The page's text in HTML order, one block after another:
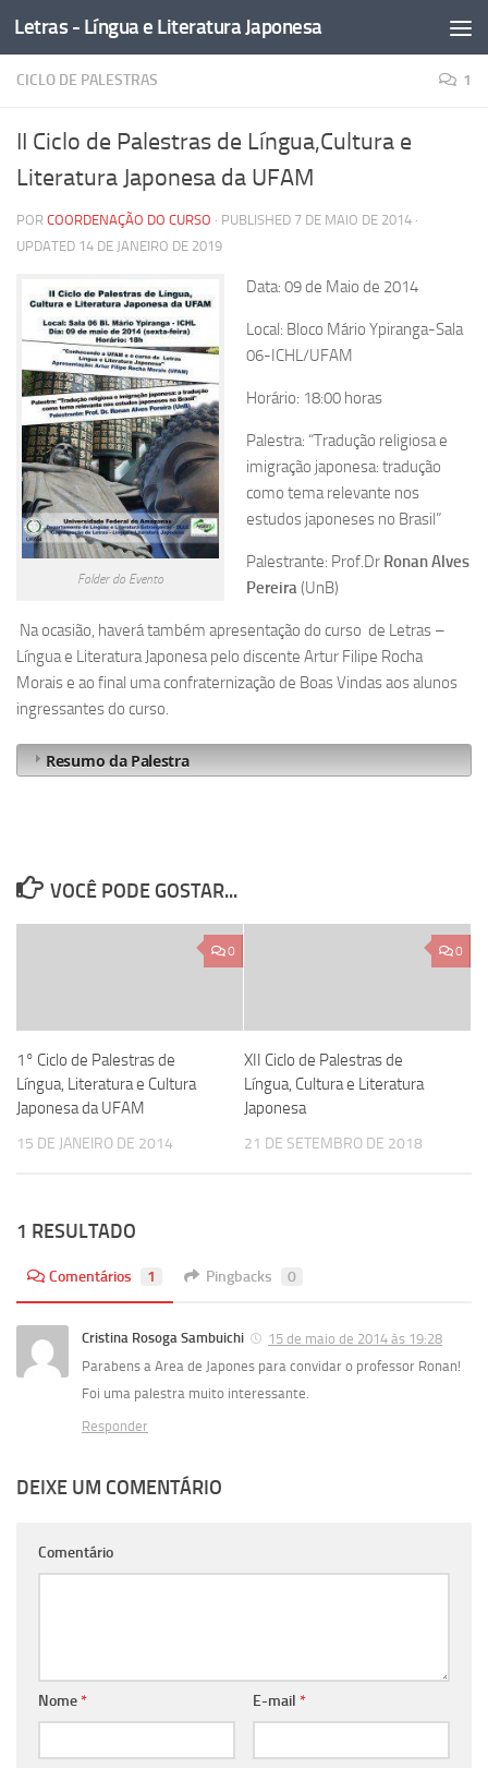
Skip to content
Letras - Língua e Literatura Japonesa
CICLO DE PALESTRAS 1
II Ciclo de Palestras de Língua,Cultura e
Literatura Japonesa da UFAM
POR COORDENAÇÃO DO CURSO · PUBLISHED 7 DE MAIO DE 2014 ·
UPDATED 14 DE JANEIRO DE 2019
Folder do Evento
Data: 09 de Maio de 2014
Local: Bloco Mário Ypiranga-Sala
06-ICHL/UFAM
Horário: 18:00 horas
Palestra: “Tradução religiosa e
imigração japonesa: tradução
como tema relevante nos
estudos japoneses no Brasil”
Palestrante: Prof.Dr Ronan Alves
Pereira(UnB)
Na ocasião, haverá também apresentação do curso de Letras –
Língua e Literatura Japonesa pelo discente Artur Filipe Rocha
Morais e ao final uma confraternização de Boas Vindas aos alunos
ingressantes do curso.
Resumo da Palestra
VOCÊ PODE GOSTAR...
0
1° Ciclo de Palestras de
Língua, Literatura e Cultura
Japonesa da UFAM
15 DE JANEIRO DE 2014
0
XII Ciclo de Palestras de
Língua, Cultura e Literatura
Japonesa
21 DE SETEMBRO DE 2018
1 RESULTADO
Comentários 1 Pingbacks 0
Cristina Rosoga Sambuichi
15 de maio de 2014 às 19:28
Parabens a Area de Japones para convidar o professor Ronan!
Foi uma palestra muito interessante.
Responder
DEIXE UM COMENTÁRIO
Comentário
Nome* E-mail *